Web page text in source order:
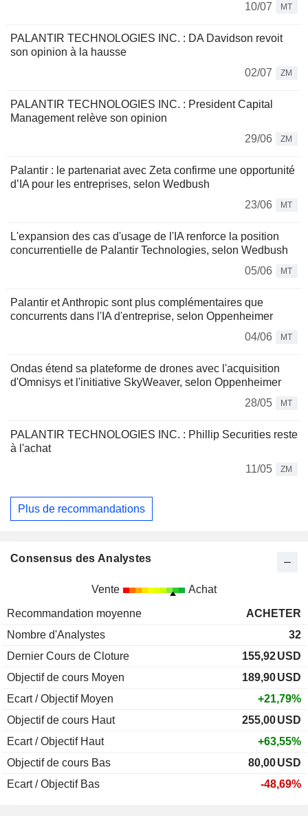
10/07
MT
PALANTIR TECHNOLOGIES INC. : DA Davidson revoit
son opinion à la hausse
02/07
ZM
PALANTIR TECHNOLOGIES INC. : President Capital
Management relève son opinion
29/06
ZM
Palantir : le partenariat avec Zeta confirme une opportunité
d’IA pour les entreprises, selon Wedbush
23/06
MT
L'expansion des cas d'usage de l'IA renforce la position
concurrentielle de Palantir Technologies, selon Wedbush
05/06
MT
Palantir et Anthropic sont plus complémentaires que
concurrents dans l'IA d'entreprise, selon Oppenheimer
04/06
MT
Ondas étend sa plateforme de drones avec l'acquisition
d'Omnisys et l'initiative SkyWeaver, selon Oppenheimer
28/05
MT
PALANTIR TECHNOLOGIES INC. : Phillip Securities reste
à l'achat
11/05
ZM
Plus de recommandations
Consensus des Analystes
Vente Achat
Recommandation moyenne
ACHETER
Nombre d'Analystes
32
Dernier Cours de Cloture
155,92USD
Objectif de cours Moyen
189,90USD
Ecart / Objectif Moyen
+21,79%
Objectif de cours Haut
255,00USD
Ecart / Objectif Haut
+63,55%
Objectif de cours Bas
80,00USD
Ecart / Objectif Bas
-48,69%